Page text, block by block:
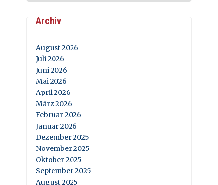
Archiv
August 2026
Juli 2026
Juni 2026
Mai 2026
April 2026
März 2026
Februar 2026
Januar 2026
Dezember 2025
November 2025
Oktober 2025
September 2025
August 2025